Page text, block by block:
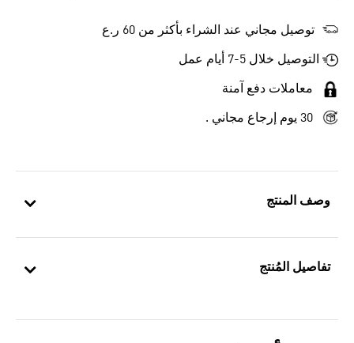
وصف المنتج
تفاصيل المُنتج
توصيل مجاني عند الشراء بأكثر من 60 ر.ع
التوصيل خلال 5-7 أيام عمل
معاملات دفع آمنة